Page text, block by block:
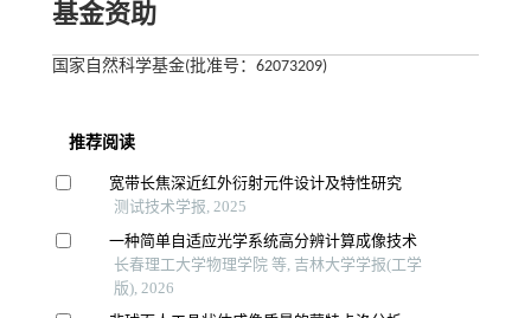
基金资助
国家自然科学基金(批准号：62073209)